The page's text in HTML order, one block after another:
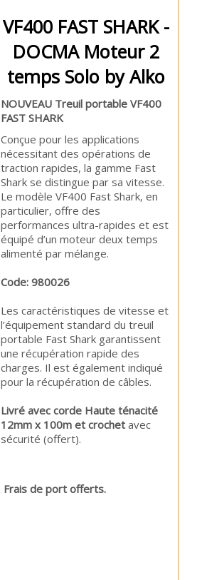
VF400 FAST SHARK -
DOCMA Moteur 2
temps Solo by Alko
NOUVEAU Treuil portable VF400
FAST SHARK
Conçue pour les applications
nécessitant des opérations de
traction rapides, la gamme Fast
Shark se distingue par sa vitesse.
Le modèle VF400 Fast Shark, en
particulier, offre des
performances ultra-rapides et est
équipé d’un moteur deux temps
alimenté par mélange.
Code: 980026
Les caractéristiques de vitesse et
l’équipement standard du treuil
portable Fast Shark garantissent
une récupération rapide des
charges. Il est également indiqué
pour la récupération de câbles.
Livré avec corde Haute ténacité
12mm x 100m et crochetavec
sécurité (offert).
Frais de port offerts.